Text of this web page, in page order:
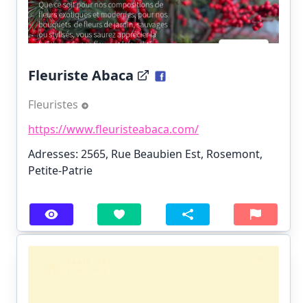
Fleuriste Abaca
Fleuristes
https://www.fleuristeabaca.com/
Adresses: 2565, Rue Beaubien Est, Rosemont,
Petite-Patrie